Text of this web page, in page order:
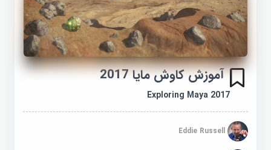
آموزش کاوش مایا 2017
Exploring Maya 2017
Eddie Russell